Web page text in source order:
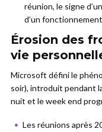
réunion, le signe
d’un
Érosion des
vie
Microsoft défini le
soir), introduit pendant
nuit et le week end
Les réunions après